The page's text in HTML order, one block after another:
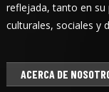
reflejada, tanto en su
culturales, sociales y
ACERCA DE